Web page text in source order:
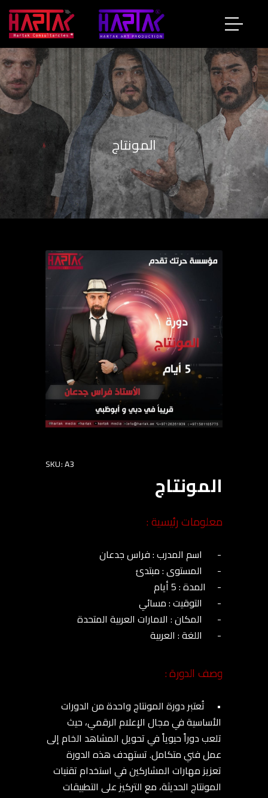
المونتاج
SKU: A3
المونتاج
معلومات رئيسية :
وصف الدورة :